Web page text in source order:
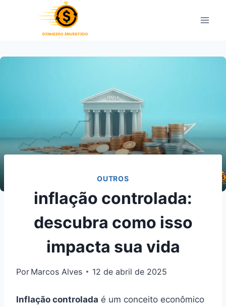
OUTROS
inflação controlada:
descubra como isso
impacta sua vida
Por Marcos Alves 12 de abril de 2025
Inflação controlada é um conceito econômico